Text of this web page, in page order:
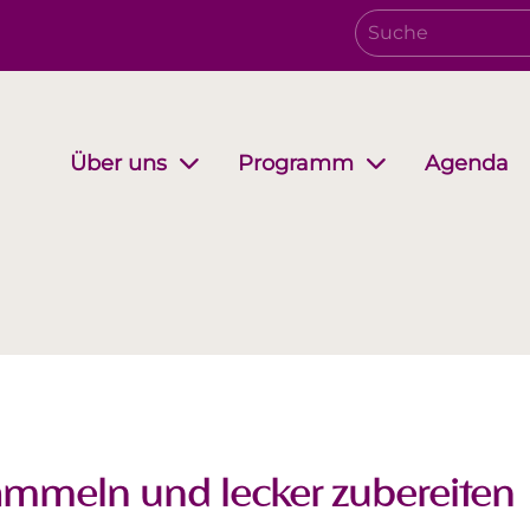
Über uns Programm Agenda
und lecker zubereiten